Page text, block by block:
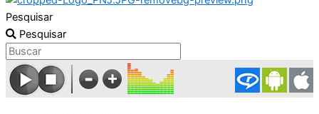
Pesquisar
Pesquisar